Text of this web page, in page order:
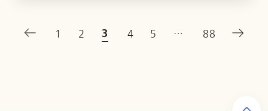
1 2 3 4 5 … 88